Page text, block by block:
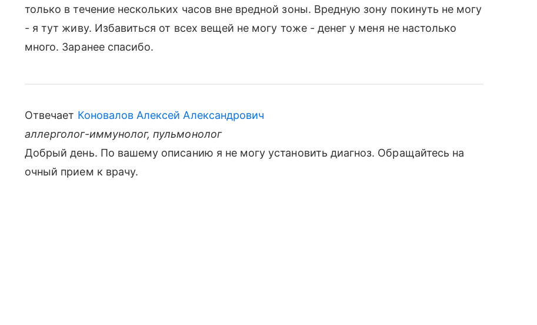
только в течение нескольких часов вне вредной зоны. Вредную зону покинуть не могу
- я тут живу. Избавиться от всех вещей не могу тоже - денег у меня не настолько
много. Заранее спасибо.
Отвечает Коновалов Алексей Александрович
аллерголог-иммунолог, пульмонолог
Добрый день. По вашему описанию я не могу установить диагноз. Обращайтесь на
очный прием к врачу.